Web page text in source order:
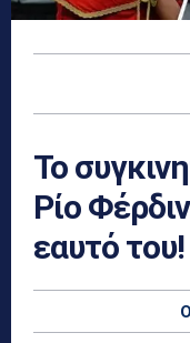
Το
Ρίο
εαυτό του!